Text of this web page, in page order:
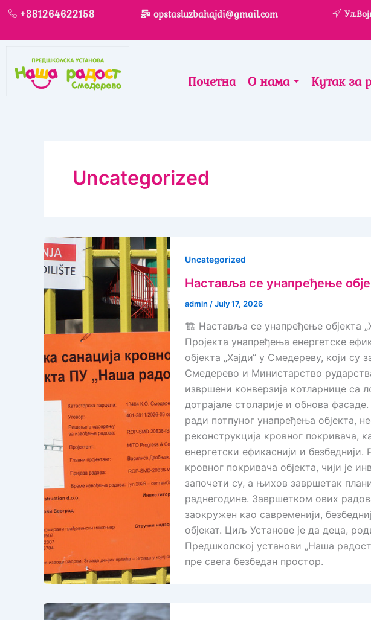
Skip
content
+381264622158 opstasluzbahajdi@gmail.com
Почетна О нама Кутак за
Uncategorized
Uncategorized
Наставља се унапређење
admin /July 17, 2026
🏗️ Наставља се унапређење објекта
Пројекта унапређења енергетске
објекта „Хајди“ у Смедереву, који су
Смедерево и Министарство
извршени конверзија котларнице са
дотрајале столарије и обнова
ради потпуног унапређења објекта,
реконструкција кровног покривача,
енергетски ефикаснији и безбеднији.
кровног покривача објекта, чији је
започети су, а њихов завршетак
раднегодине. Завршетком ових
заокружен као савременији,
објекат. Циљ Установе је да деца,
Предшколској установи „Наша
пре свега безбедан простор.